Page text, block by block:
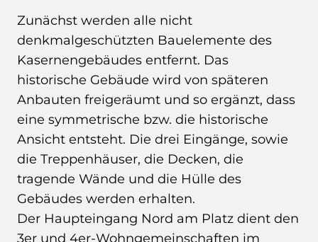
Zunächst werden alle nicht
denkmalgeschützten Bauelemente des
Kasernengebäudes entfernt. Das
historische Gebäude wird von späteren
Anbauten freigeräumt und so ergänzt, dass
eine symmetrische bzw. die historische
Ansicht entsteht. Die drei Eingänge, sowie
die Treppenhäuser, die Decken, die
tragende Wände und die Hülle des
Gebäudes werden erhalten.
Der Haupteingang Nord am Platz dient den
3er und 4er-Wohngemeinschaften im